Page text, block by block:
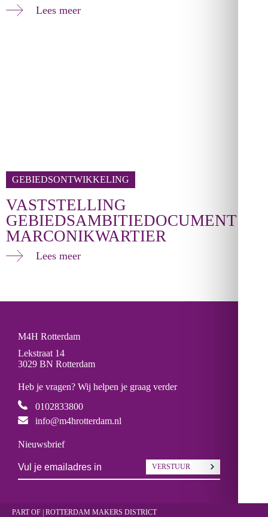
Lees meer
GEBIEDSONTWIKKELING
VASTSTELLING
GEBIEDSAMBITIEDOCUMENT
MARCONIKWARTIER
Lees meer
M4H Rotterdam
Lekstraat 14
3029 BN Rotterdam
Heb je vragen? Wij helpen je graag verder
0102833800
info@m4hrotterdam.nl
Nieuwsbrief
VERSTUUR
PART OF | ROTTERDAM MAKERS DISTRICT